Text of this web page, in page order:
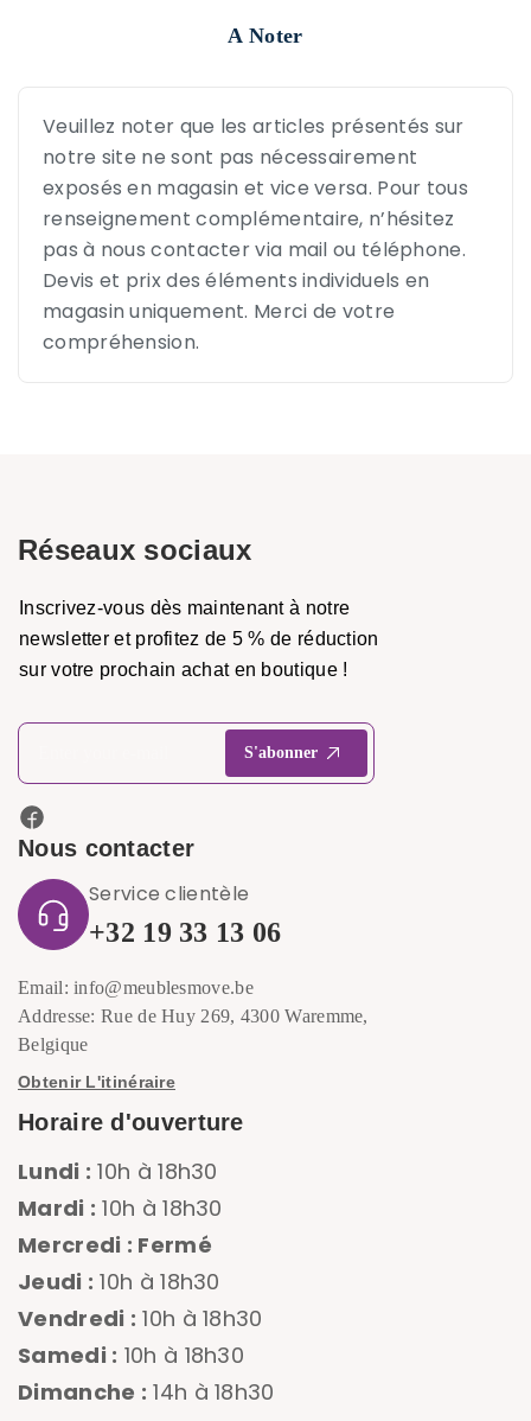
A Noter
Veuillez noter que les articles présentés sur
notre site ne sont pas nécessairement
exposés en magasin et vice versa. Pour tous
renseignement complémentaire, n’hésitez
pas à nous contacter via mail ou téléphone.
Devis et prix des éléments individuels en
magasin uniquement. Merci de votre
compréhension.
Réseaux sociaux
Inscrivez-vous dès maintenant à notre
newsletter et profitez de 5 % de réduction
sur votre prochain achat en boutique !
Nous contacter
Service clientèle
+32 19 33 13 06
Email: info@meublesmove.be
Addresse: Rue de Huy 269, 4300 Waremme,
Belgique
Obtenir L'itinéraire
Horaire d'ouverture
Lundi : 10h à 18h30
Mardi : 10h à 18h30
Mercredi : Fermé
Jeudi : 10h à 18h30
Vendredi : 10h à 18h30
Samedi : 10h à 18h30
Dimanche : 14h à 18h30